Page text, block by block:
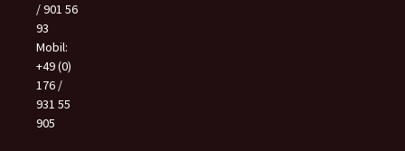
/ 901 56
93
Mobil:
+49 (0)
176 /
931 55
905